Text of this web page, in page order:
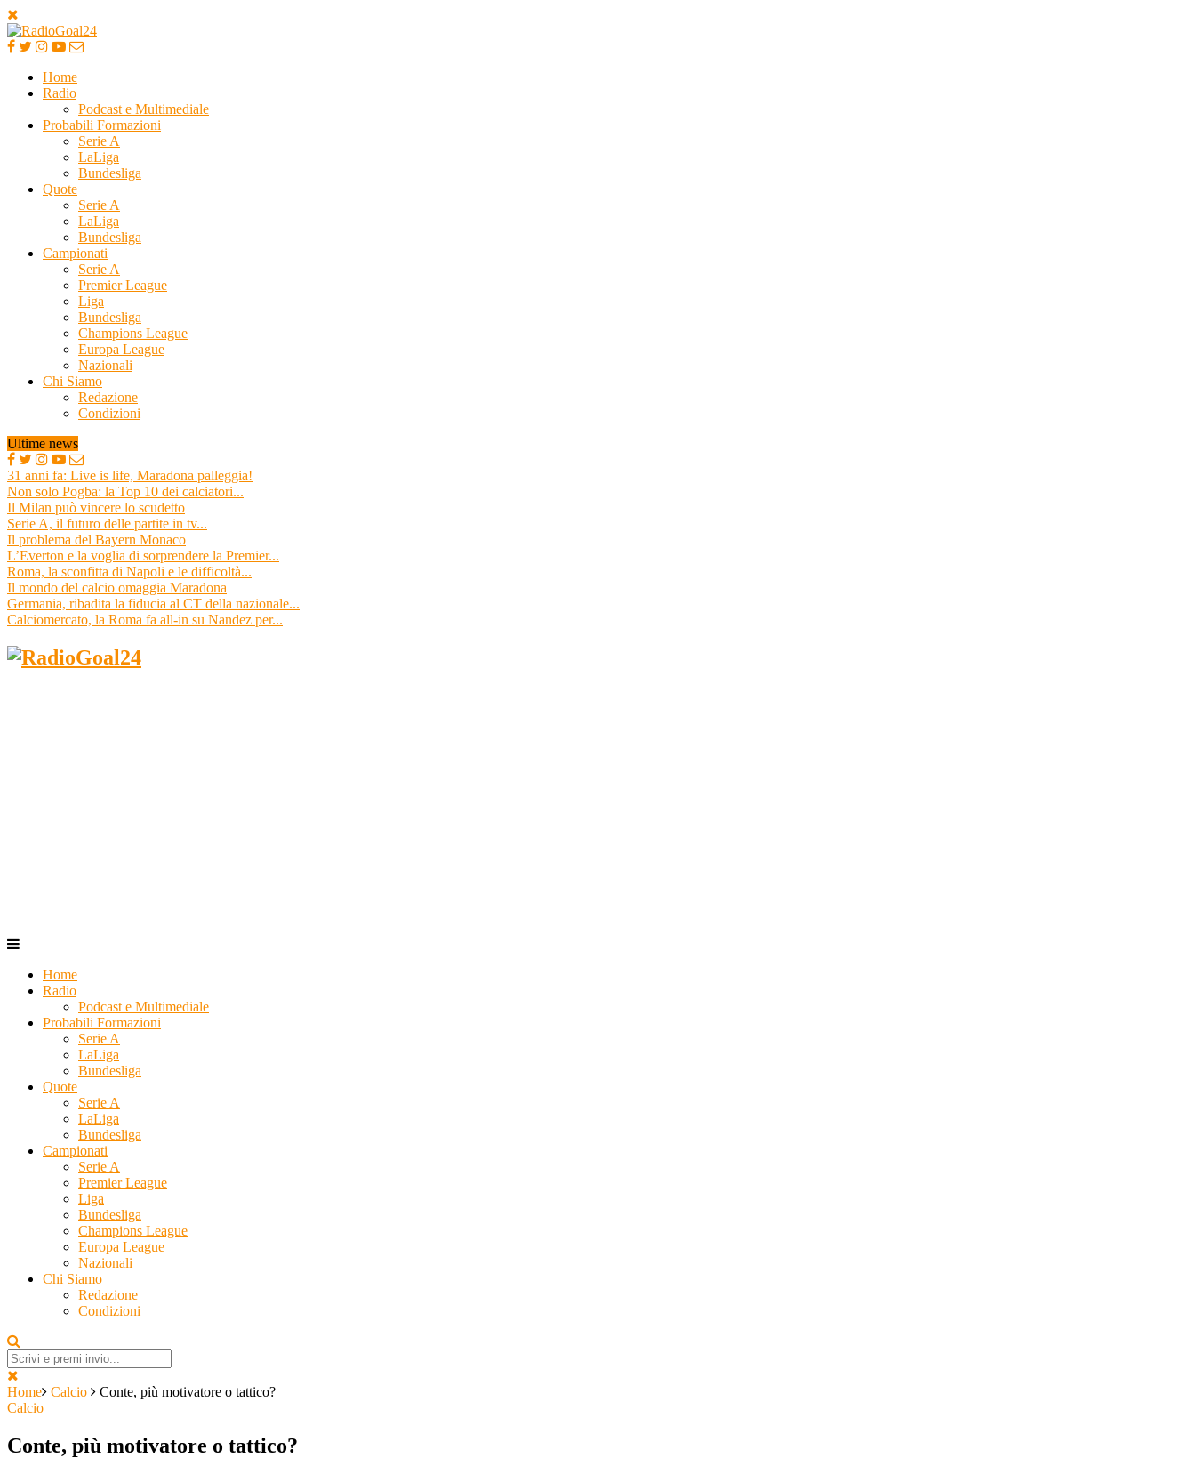
Home
Radio
Podcast e Multimediale
Probabili Formazioni
Serie A
LaLiga
Bundesliga
Quote
Serie A
LaLiga
Bundesliga
Campionati
Serie A
Premier League
Liga
Bundesliga
Champions League
Europa League
Nazionali
Chi Siamo
Redazione
Condizioni
Ultime news
31 anni fa: Live is life, Maradona palleggia!
Non solo Pogba: la Top 10 dei calciatori...
Il Milan può vincere lo scudetto
Serie A, il futuro delle partite in tv...
Il problema del Bayern Monaco
L’Everton e la voglia di sorprendere la Premier...
Roma, la sconfitta di Napoli e le difficoltà...
Il mondo del calcio omaggia Maradona
Germania, ribadita la fiducia al CT della nazionale...
Calciomercato, la Roma fa all-in su Nandez per...
Home
Radio
Podcast e Multimediale
Probabili Formazioni
Serie A
LaLiga
Bundesliga
Quote
Serie A
LaLiga
Bundesliga
Campionati
Serie A
Premier League
Liga
Bundesliga
Champions League
Europa League
Nazionali
Chi Siamo
Redazione
Condizioni
Home Calcio
Conte, più motivatore o tattico?
Calcio
Conte, più motivatore o tattico?